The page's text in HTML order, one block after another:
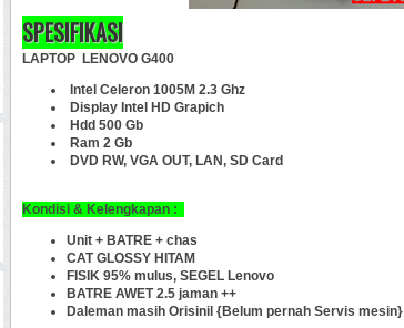
SPESIFIKASI
LAPTOP LENOVO G400
Intel Celeron 1005M 2.3 Ghz
Display Intel HD Grapich
Hdd 500 Gb
Ram 2 Gb
DVD RW, VGA OUT, LAN, SD Card
Kondisi & Kelengkapan :
Unit + BATRE + chas
CAT GLOSSY HITAM
FISIK 95% mulus, SEGEL Lenovo
BATRE AWET 2.5 jaman ++
Daleman masih Orisinil {Belum pernah Servis mesin}